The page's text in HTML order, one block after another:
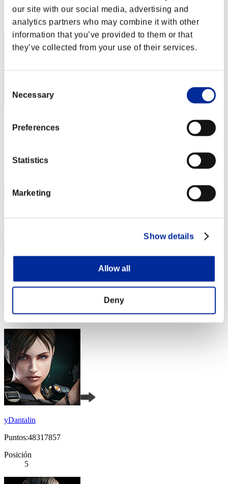
our site with our social media, advertising and
analytics partners who may combine it with other
information that you’ve provided to them or that
they’ve collected from your use of their services.
Selection
Necessary
Preferences
Statistics
Marketing
Show details
Allow all
Deny
Posición
2
Botlok+
Posición
Puntos:58698477
4
yDantalin
Puntos:48317857
Posición
5